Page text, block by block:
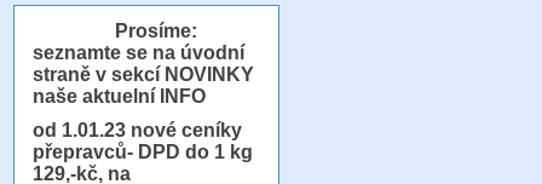
Prosíme:
seznamte se na úvodní
straně v sekcí NOVINKY
naše aktuelní INFO
od 1.01.23 nové ceníky
přepravců- DPD do 1 kg
129,-kč, na